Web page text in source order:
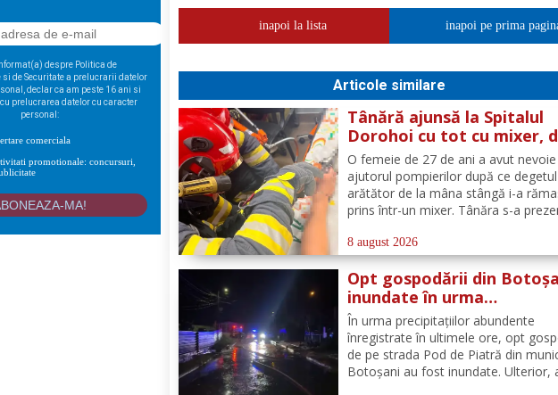
despre Politica de
de Securitate a prelucrarii datelor
declar ca am peste 16 ani si
prelucrarea datelor cu caracter
personal:
comerciala
promotionale: concursuri,
inapoi la lista inapoi pe prima
Articole similare
Tânără ajunsă la Spitalul
Dorohoi cu tot cu mixer,
ce și-a prins degetul în
O femeie de 27 de ani a avut
ajutorul pompierilor după ce degetul
arătător de la mâna stângă i-a
prins într-un mixer. Tânăra s-a
aparatul electrocasnic, iar medicii au
solicitat intervenția salvatorilor.
din cadrul...
8 august 2026
Opt gospodării din
inundate în urma
precipitațiilor abundente
ultimele ore
În urma precipitațiilor abundente
înregistrate în ultimele ore, opt
de pe strada Pod de Piatră din
Botoșani au fost inundate. Ulterior,